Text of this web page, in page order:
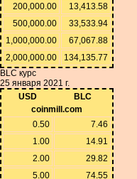
200,000.00
13,413.58
500,000.00
33,533.94
1,000,000.00
67,067.88
2,000,000.00
134,135.77
BLC курс
25 января 2021 г.
USD
BLC
coinmill.com
0.50
7.46
1.00
14.91
2.00
29.82
5.00
74.55